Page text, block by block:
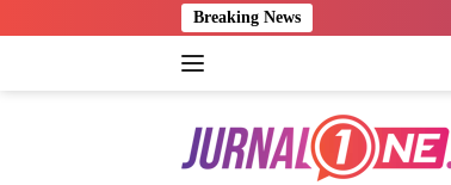
ke
Breaking News